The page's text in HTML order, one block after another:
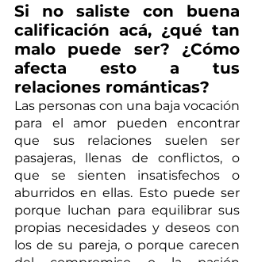
Si no saliste con buena
calificación acá, ¿qué tan
malo puede ser? ¿Cómo
afecta esto a tus
relaciones románticas?
Las personas con una baja vocación
para el amor pueden encontrar
que sus relaciones suelen ser
pasajeras, llenas de conflictos, o
que se sienten insatisfechos o
aburridos en ellas. Esto puede ser
porque luchan para equilibrar sus
propias necesidades y deseos con
los de su pareja, o porque carecen